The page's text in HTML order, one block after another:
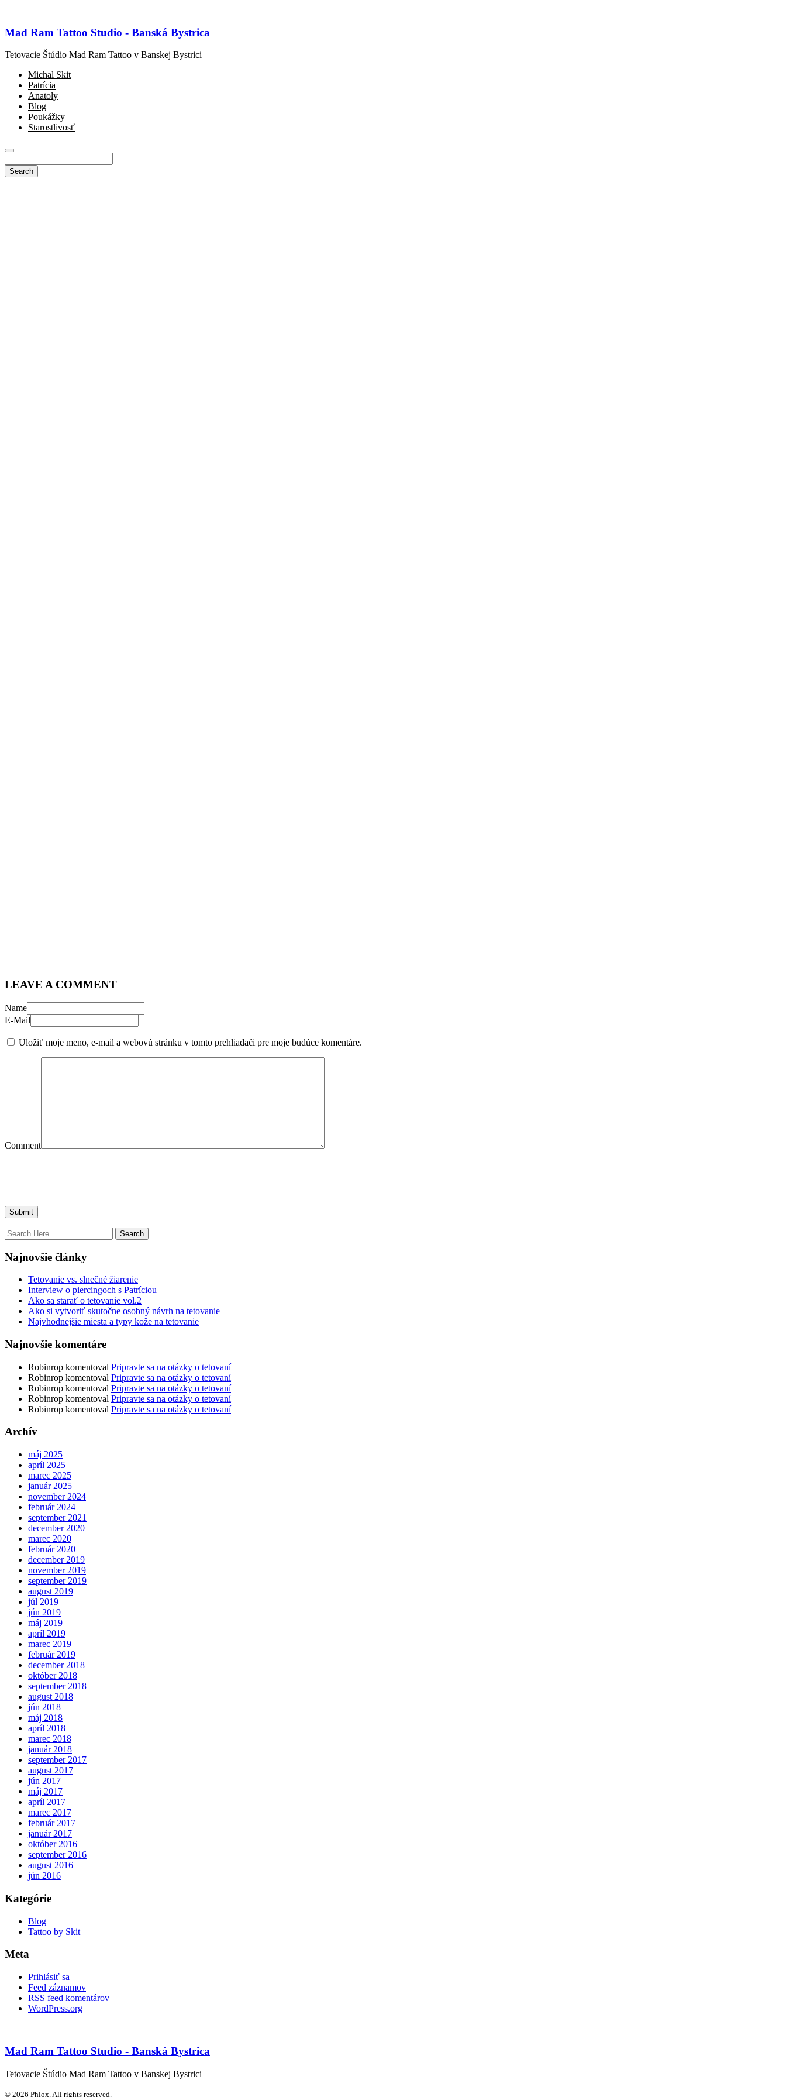
Mad Ram Tattoo Studio - Banská Bystrica
Tetovacie Štúdio Mad Ram Tattoo v Banskej Bystrici
Michal Skit
Patrícia
Anatoly
Blog
Poukážky
Starostlivosť
LEAVE A COMMENT
Name
E-Mail
Uložiť moje meno, e-mail a webovú stránku v tomto prehliadači pre moje budúce komentáre.
Comment
Najnovšie články
Tetovanie vs. slnečné žiarenie
Interview o piercingoch s Patríciou
Ako sa starať o tetovanie vol.2
Ako si vytvoriť skutočne osobný návrh na tetovanie
Najvhodnejšie miesta a typy kože na tetovanie
Najnovšie komentáre
Robinrop komentoval Pripravte sa na otázky o tetovaní
Robinrop komentoval Pripravte sa na otázky o tetovaní
Robinrop komentoval Pripravte sa na otázky o tetovaní
Robinrop komentoval Pripravte sa na otázky o tetovaní
Robinrop komentoval Pripravte sa na otázky o tetovaní
Archív
máj 2025
apríl 2025
marec 2025
január 2025
november 2024
február 2024
september 2021
december 2020
marec 2020
február 2020
december 2019
november 2019
september 2019
august 2019
júl 2019
jún 2019
máj 2019
apríl 2019
marec 2019
február 2019
december 2018
október 2018
september 2018
august 2018
jún 2018
máj 2018
apríl 2018
marec 2018
január 2018
september 2017
august 2017
jún 2017
máj 2017
apríl 2017
marec 2017
február 2017
január 2017
október 2016
september 2016
august 2016
jún 2016
Kategórie
Blog
Tattoo by Skit
Meta
Prihlásiť sa
Feed záznamov
RSS feed komentárov
WordPress.org
Mad Ram Tattoo Studio - Banská Bystrica
Tetovacie Štúdio Mad Ram Tattoo v Banskej Bystrici
© 2026 Phlox. All rights reserved.